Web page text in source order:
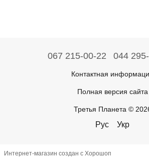
067 215-00-22 044
Контактная
Полная версия сайта
Третья Планета ©
Рус Укр
Интернет-магазин создан с Хорошоп